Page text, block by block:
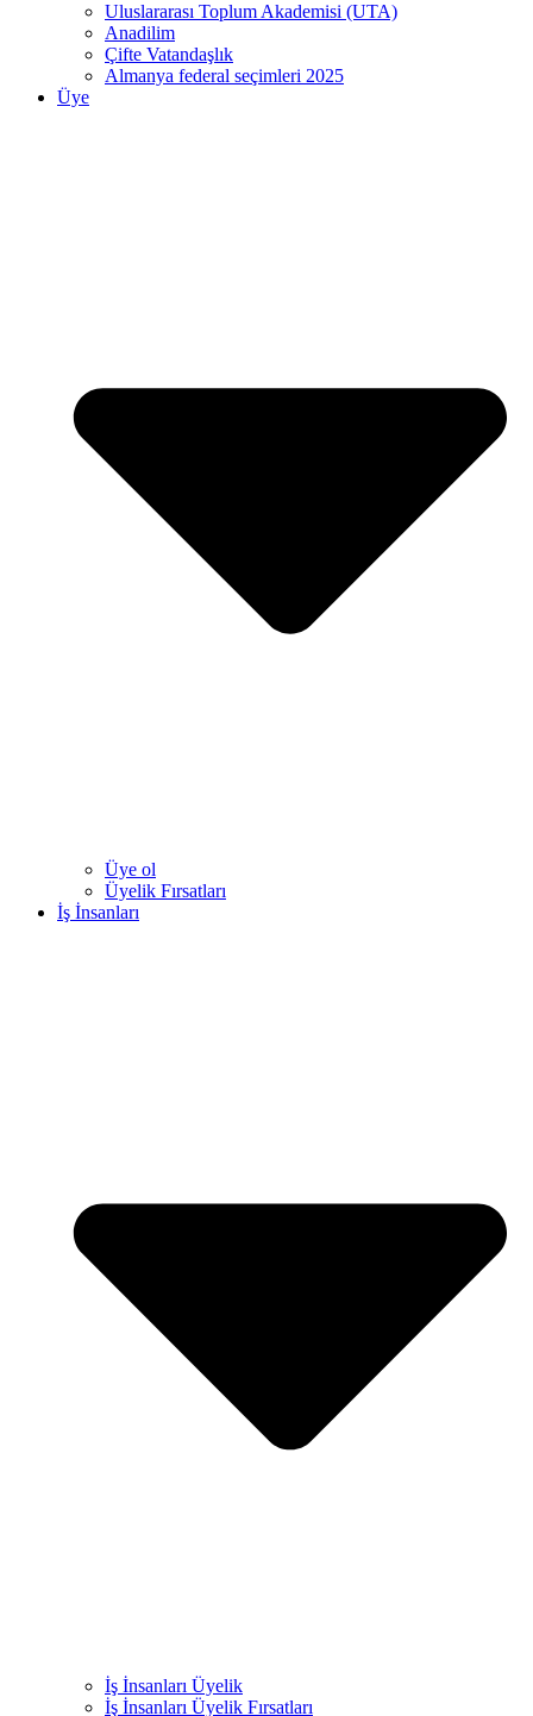
Uluslararası Toplum Akademisi (UTA)
Anadilim
Çifte Vatandaşlık
Almanya federal seçimleri 2025
Üye
Üye ol
Üyelik Fırsatları
İş İnsanları
İş İnsanları Üyelik
İş İnsanları Üyelik Fırsatları